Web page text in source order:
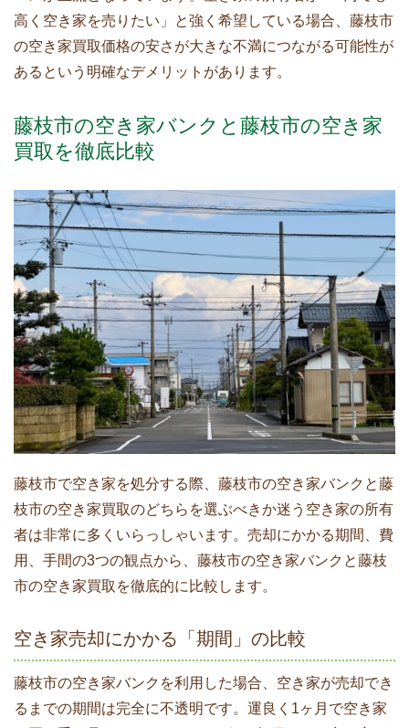
高く空き家を売りたい」と強く希望している場合、藤枝市
の空き家買取価格の安さが大きな不満につながる可能性が
あるという明確なデメリットがあります。
藤枝市の空き家バンクと藤枝市の空き家
買取を徹底比較
藤枝市で空き家を処分する際、藤枝市の空き家バンクと藤
枝市の空き家買取のどちらを選ぶべきか迷う空き家の所有
者は非常に多くいらっしゃいます。売却にかかる期間、費
用、手間の3つの観点から、藤枝市の空き家バンクと藤枝
市の空き家買取を徹底的に比較します。
空き家売却にかかる「期間」の比較
藤枝市の空き家バンクを利用した場合、空き家が売却でき
るまでの期間は完全に不透明です。運良く1ヶ月で空き家